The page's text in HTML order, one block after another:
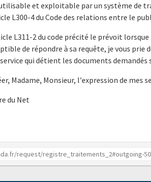
et exploitable par un système de
L300-4 du Code des relations entre le
L311-2 du code précité le prévoit
de répondre à sa requête, je vous
qui détient les documents demandés
Madame, Monsieur, l'expression de mes
du Net